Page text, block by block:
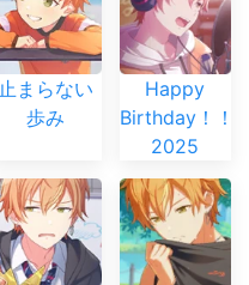
止まらない
歩み
Happy
Birthday！！
2025